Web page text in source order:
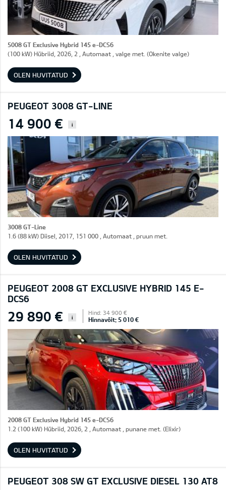
5008 GT Exclusive Hybrid 145 e-DCS6
(100 kW) Hübriid, 2026, 2 , Automaat , valge met. (Okenite valge)
OLEN HUVITATUD
PEUGEOT 3008 GT-LINE
14 900 € i
3008 GT-Line
1.6 (88 kW) Diisel, 2017, 151 000 , Automaat , pruun met.
OLEN HUVITATUD
PEUGEOT 2008 GT EXCLUSIVE HYBRID 145 E-
DCS6
29 890 € i
Hind: 34 900 €
Hinnavõit: 5 010 €
2008 GT Exclusive Hybrid 145 e-DCS6
1.2 (100 kW) Hübriid, 2026, 2 , Automaat , punane met. (Elixir)
OLEN HUVITATUD
PEUGEOT 308 SW GT EXCLUSIVE DIESEL 130 AT8